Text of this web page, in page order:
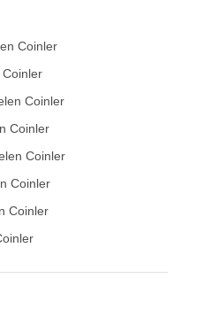
Coinler
Coinler
Coinler
Coinler
Coinler
Coinler
Coinler